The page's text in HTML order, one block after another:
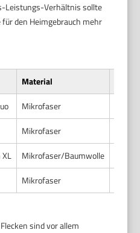
Leistungs-Verhältnis sollte
den Heimgebrauch mehr
Material
Mikrofaser
Mikrofaser
Mikrofaser/Baumwolle
Mikrofaser
sind vor allem